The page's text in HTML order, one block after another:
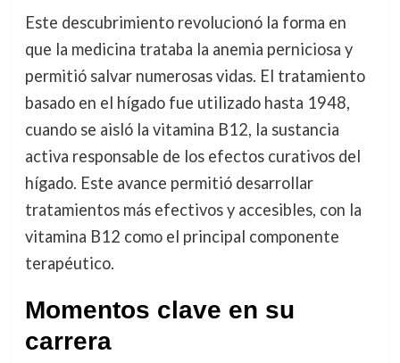
Este descubrimiento revolucionó la forma en
que la medicina trataba la anemia perniciosa y
permitió salvar numerosas vidas. El tratamiento
basado en el hígado fue utilizado hasta 1948,
cuando se aisló la vitamina B12, la sustancia
activa responsable de los efectos curativos del
hígado. Este avance permitió desarrollar
tratamientos más efectivos y accesibles, con la
vitamina B12 como el principal componente
terapéutico.
Momentos clave en su
carrera